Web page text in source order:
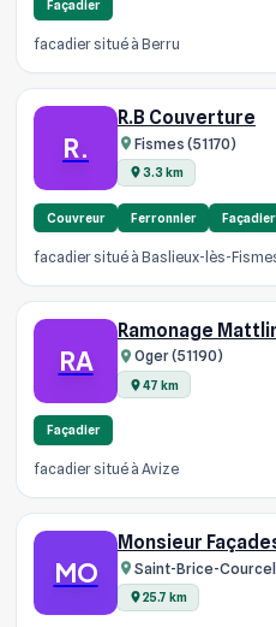
Façadier
facadier situé à Berru
R.
R.B Couverture
Fismes (51170)
3.3 km
Couvreur Ferronnier Façadier
facadier situé à Baslieux-lès-
RA
Ramonage
Oger (51190)
47 km
Façadier
facadier situé à Avize
MO Saint-Brice-
25.7 km